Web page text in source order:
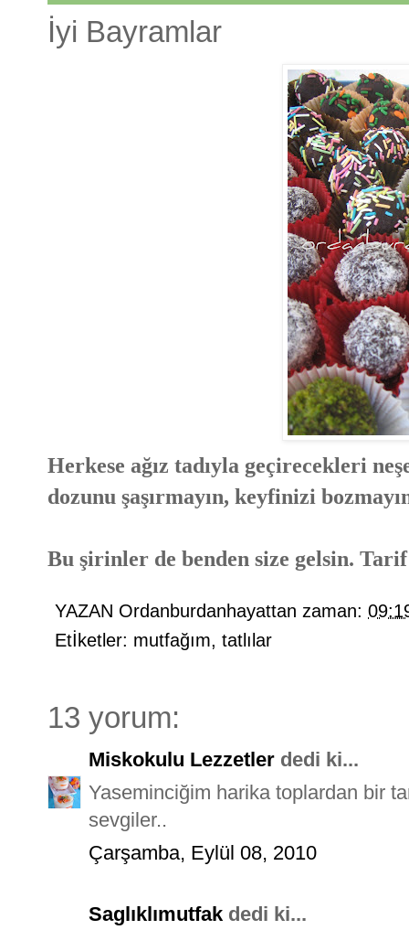
İyi Bayramlar
Herkese ağız tadıyla geçirecekleri
dozunu şaşırmayın, keyfinizi
Bu şirinler de benden size gelsin.
YAZAN Ordanburdanhayattan zaman:
Etİketler: mutfağım, tatlılar
13 yorum:
Miskokulu Lezzetler dedi ki...
Yaseminciğim harika toplardan bir
sevgiler..
Çarşamba, Eylül 08, 2010
Saglıklımutfak dedi ki...